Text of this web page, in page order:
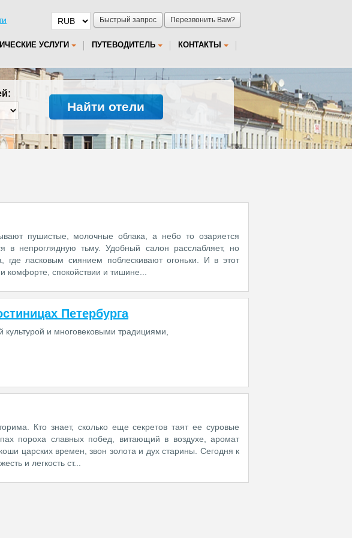
Быстрый запрос Перезвонить Вам?
УСЛУГИ ПУТЕВОДИТЕЛЬ КОНТАКТЫ
Найти отели
пушистые, молочные облака, а небо то озаряется
в непроглядную тьму. Удобный салон расслабляет, но
ласковым сиянием поблескивают огоньки. И в этот
комфорте, спокойствии и тишине...
Петербурга
культурой и многовековыми традициями,
Кто знает, сколько еще секретов таят ее суровые
пороха славных побед, витающий в воздухе, аромат
царских времен, звон золота и дух старины. Сегодня к
и легкость ст...